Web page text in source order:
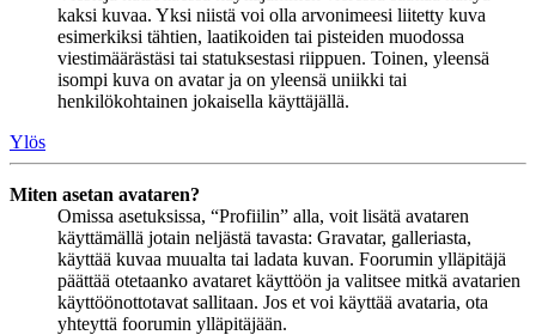
kaksi kuvaa. Yksi niistä voi olla arvonimeesi liitetty kuva
esimerkiksi tähtien, laatikoiden tai pisteiden muodossa
viestimäärästäsi tai statuksestasi riippuen. Toinen, yleensä
isompi kuva on avatar ja on yleensä uniikki tai
henkilökohtainen jokaisella käyttäjällä.
Ylös
Miten asetan avataren?
Omissa asetuksissa, “Profiilin” alla, voit lisätä avataren
käyttämällä jotain neljästä tavasta: Gravatar, galleriasta,
käyttää kuvaa muualta tai ladata kuvan. Foorumin ylläpitäjä
päättää otetaanko avataret käyttöön ja valitsee mitkä avatarien
käyttöönottotavat sallitaan. Jos et voi käyttää avataria, ota
yhteyttä foorumin ylläpitäjään.